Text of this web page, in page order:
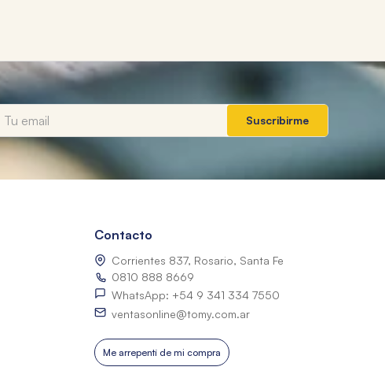
Suscribirme
Contacto
Corrientes 837, Rosario, Santa Fe
0810 888 8669
WhatsApp: +54 9 341 334 7550
ventasonline@tomy.com.ar
Me arrepentí de mi compra